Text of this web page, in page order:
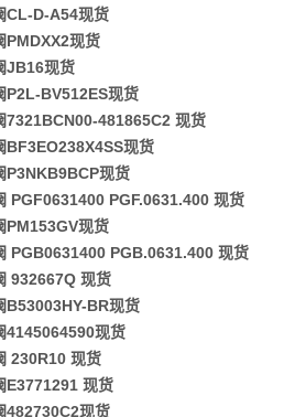
CL-D-A54现货
PMDXX2现货
JB16现货
P2L-BV512ES现货
481865C2 现货
现货
P3NKB9BCP现货
PGF0631400 PGF.0631.400 现货
PM153GV现货
PGB0631400 PGB.0631.400 现货
932667Q 现货
B53003HY-BR现货
4145064590现货
230R10 现货
E3771291 现货
482730C2现货